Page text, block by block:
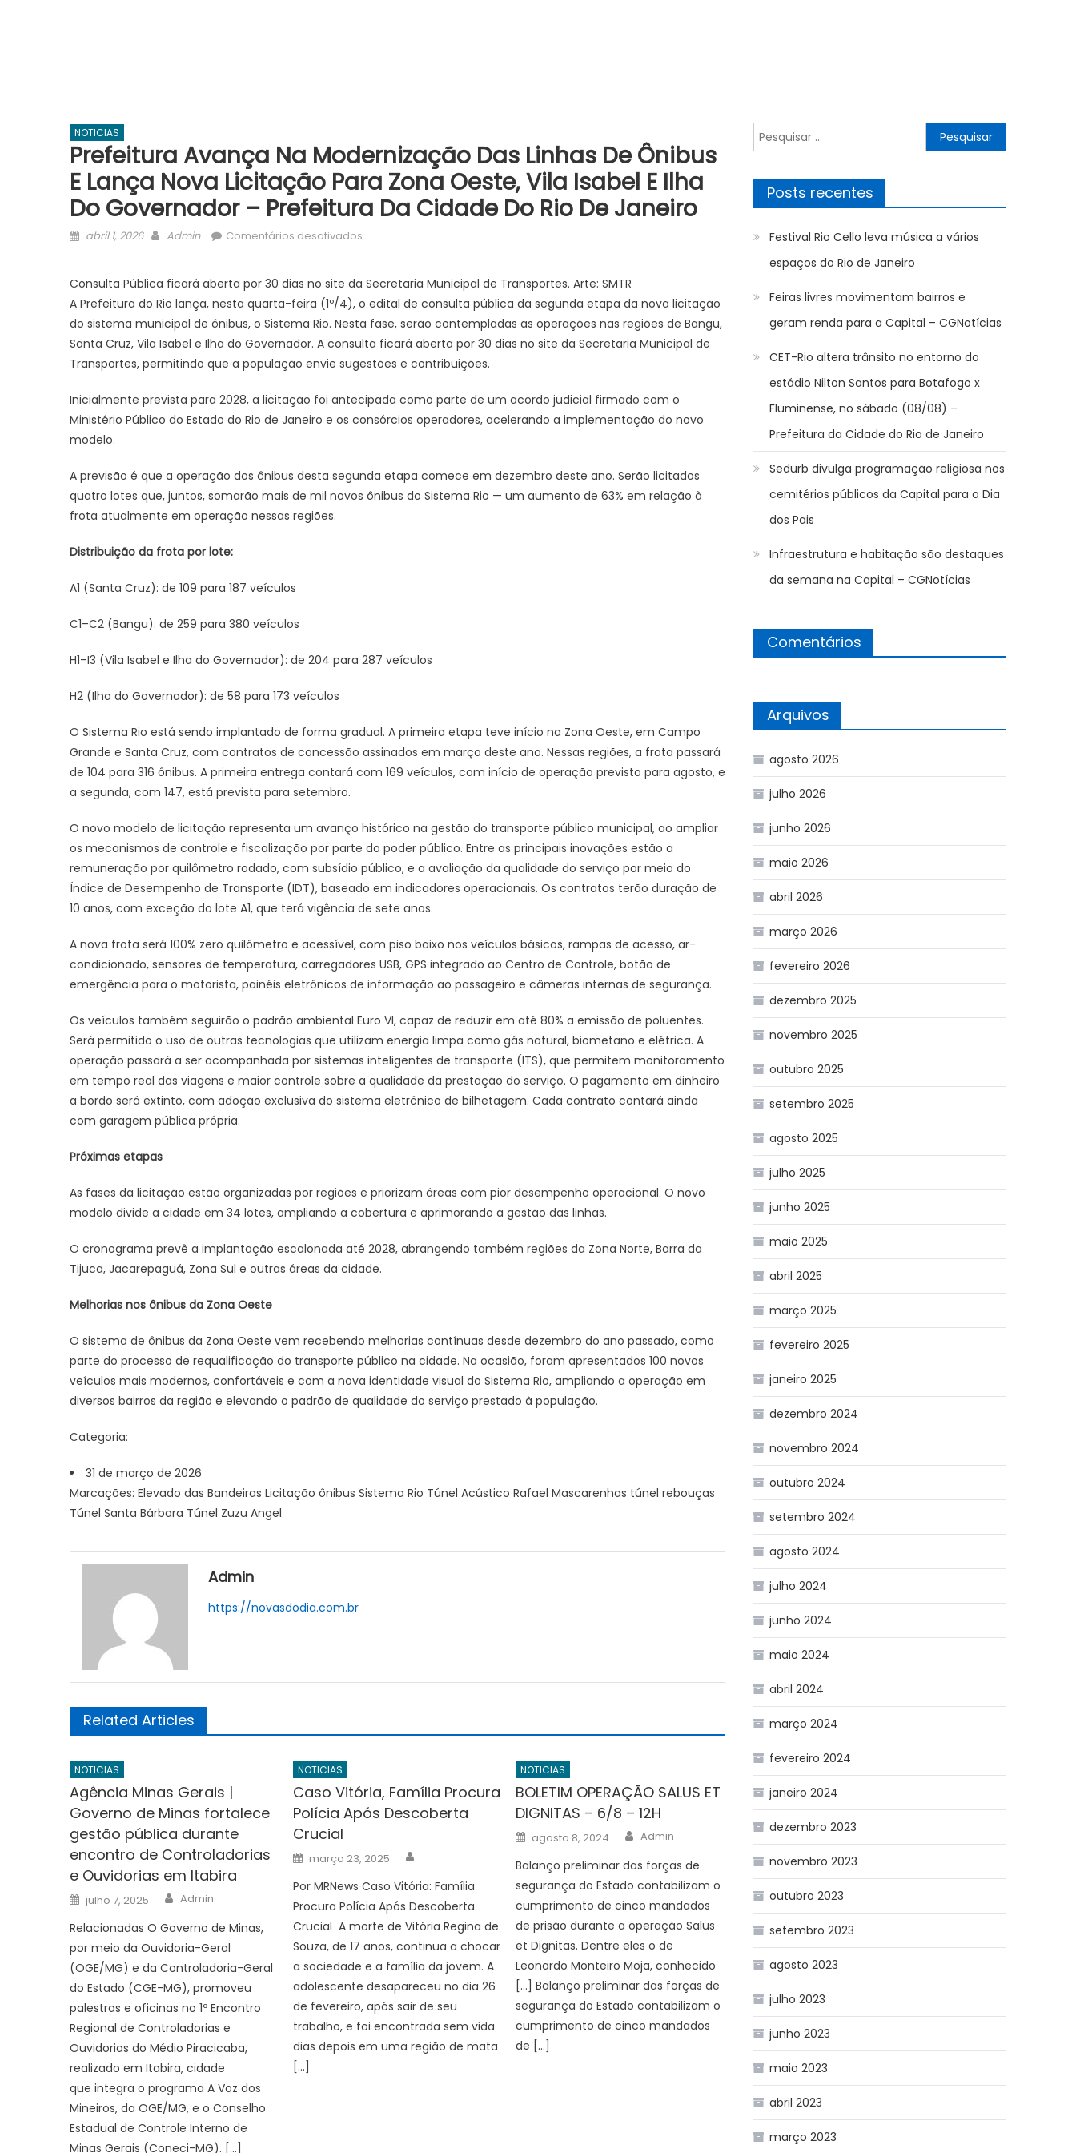
NOTICIAS
Prefeitura Avança Na Modernização Das Linhas De Ônibus
E Lança Nova Licitação Para Zona Oeste, Vila Isabel E Ilha
Do Governador – Prefeitura Da Cidade Do Rio De Janeiro
Posted
abril 1, 2026 Author
Admin Comentários desativados
na
modernização
das
linhas
de
e
lança
para
Zona
Prefeitura
Rio
de
Janeiro
Consulta Pública ficará aberta por 30 dias no site da Secretaria Municipal de Transportes. Arte: SMTR
A Prefeitura do Rio lança, nesta quarta-feira (1º/4), o edital de consulta pública da segunda etapa da nova licitação
do sistema municipal de ônibus, o Sistema Rio. Nesta fase, serão contempladas as operações nas regiões de Bangu,
Santa Cruz, Vila Isabel e Ilha do Governador. A consulta ficará aberta por 30 dias no site da Secretaria Municipal de
Transportes, permitindo que a população envie sugestões e contribuições.
Inicialmente prevista para 2028, a licitação foi antecipada como parte de um acordo judicial firmado com o
Ministério Público do Estado do Rio de Janeiro e os consórcios operadores, acelerando a implementação do novo
modelo.
A previsão é que a operação dos ônibus desta segunda etapa comece em dezembro deste ano. Serão licitados
quatro lotes que, juntos, somarão mais de mil novos ônibus do Sistema Rio — um aumento de 63% em relação à
frota atualmente em operação nessas regiões.
Distribuição da frota por lote:
A1 (Santa Cruz): de 109 para 187 veículos
C1–C2 (Bangu): de 259 para 380 veículos
H1–I3 (Vila Isabel e Ilha do Governador): de 204 para 287 veículos
H2 (Ilha do Governador): de 58 para 173 veículos
O Sistema Rio está sendo implantado de forma gradual. A primeira etapa teve início na Zona Oeste, em Campo
Grande e Santa Cruz, com contratos de concessão assinados em março deste ano. Nessas regiões, a frota passará
de 104 para 316 ônibus. A primeira entrega contará com 169 veículos, com início de operação previsto para agosto, e
a segunda, com 147, está prevista para setembro.
O novo modelo de licitação representa um avanço histórico na gestão do transporte público municipal, ao ampliar
os mecanismos de controle e fiscalização por parte do poder público. Entre as principais inovações estão a
remuneração por quilômetro rodado, com subsídio público, e a avaliação da qualidade do serviço por meio do
Índice de Desempenho de Transporte (IDT), baseado em indicadores operacionais. Os contratos terão duração de
10 anos, com exceção do lote A1, que terá vigência de sete anos.
A nova frota será 100% zero quilômetro e acessível, com piso baixo nos veículos básicos, rampas de acesso, ar-
condicionado, sensores de temperatura, carregadores USB, GPS integrado ao Centro de Controle, botão de
emergência para o motorista, painéis eletrônicos de informação ao passageiro e câmeras internas de segurança.
Os veículos também seguirão o padrão ambiental Euro VI, capaz de reduzir em até 80% a emissão de poluentes.
Será permitido o uso de outras tecnologias que utilizam energia limpa como gás natural, biometano e elétrica. A
operação passará a ser acompanhada por sistemas inteligentes de transporte (ITS), que permitem monitoramento
em tempo real das viagens e maior controle sobre a qualidade da prestação do serviço. O pagamento em dinheiro
a bordo será extinto, com adoção exclusiva do sistema eletrônico de bilhetagem. Cada contrato contará ainda
com garagem pública própria.
Próximas etapas
As fases da licitação estão organizadas por regiões e priorizam áreas com pior desempenho operacional. O novo
modelo divide a cidade em 34 lotes, ampliando a cobertura e aprimorando a gestão das linhas.
O cronograma prevê a implantação escalonada até 2028, abrangendo também regiões da Zona Norte, Barra da
Tijuca, Jacarepaguá, Zona Sul e outras áreas da cidade.
Melhorias nos ônibus da Zona Oeste
O sistema de ônibus da Zona Oeste vem recebendo melhorias contínuas desde dezembro do ano passado, como
parte do processo de requalificação do transporte público na cidade. Na ocasião, foram apresentados 100 novos
veículos mais modernos, confortáveis e com a nova identidade visual do Sistema Rio, ampliando a operação em
diversos bairros da região e elevando o padrão de qualidade do serviço prestado à população.
Categoria:
31 de março de 2026
Marcações: Elevado das Bandeiras Licitação ônibus Sistema Rio Túnel Acústico Rafael Mascarenhas túnel rebouças
Túnel Santa Bárbara Túnel Zuzu Angel
Admin
https://novasdodia.com.br
Related Articles
NOTICIAS
Agência Minas Gerais |
Governo de Minas fortalece
gestão pública durante
encontro de Controladorias
e Ouvidorias em Itabira
Posted
on
julho 7, 2025 Author
Admin
Relacionadas O Governo de Minas,
por meio da Ouvidoria-Geral
(OGE/MG) e da Controladoria-Geral
do Estado (CGE-MG), promoveu
palestras e oficinas no 1º Encontro
Regional de Controladorias e
Ouvidorias do Médio Piracicaba,
realizado em Itabira, cidade
que integra o programa A Voz dos
Mineiros, da OGE/MG, e o Conselho
Estadual de Controle Interno de
Minas Gerais (Coneci-MG). […]
NOTICIAS
Caso Vitória, Família Procura
Polícia Após Descoberta
Crucial
Posted
on
março 23, 2025
Por MRNews Caso Vitória: Família
Procura Polícia Após Descoberta
Crucial A morte de Vitória Regina de
Souza, de 17 anos, continua a chocar
a sociedade e a família da jovem. A
adolescente desapareceu no dia 26
de fevereiro, após sair de seu
trabalho, e foi encontrada sem vida
dias depois em uma região de mata
[…]
NOTICIAS
BOLETIM OPERAÇÃO SALUS ET
DIGNITAS – 6/8 – 12H
Posted
on
agosto 8, 2024 Author
Admin
Balanço preliminar das forças de
segurança do Estado contabilizam o
cumprimento de cinco mandados
de prisão durante a operação Salus
et Dignitas. Dentre eles o de
Leonardo Monteiro Moja, conhecido
[…] Balanço preliminar das forças de
segurança do Estado contabilizam o
cumprimento de cinco mandados
de […]
Pesquisar
por:
Posts recentes
Festival Rio Cello leva música a vários
espaços do Rio de Janeiro
Feiras livres movimentam bairros e
geram renda para a Capital – CGNotícias
CET-Rio altera trânsito no entorno do
estádio Nilton Santos para Botafogo x
Fluminense, no sábado (08/08) –
Prefeitura da Cidade do Rio de Janeiro
Sedurb divulga programação religiosa nos
cemitérios públicos da Capital para o Dia
dos Pais
Infraestrutura e habitação são destaques
da semana na Capital – CGNotícias
Comentários
Arquivos
agosto 2026
julho 2026
junho 2026
maio 2026
abril 2026
março 2026
fevereiro 2026
dezembro 2025
novembro 2025
outubro 2025
setembro 2025
agosto 2025
julho 2025
junho 2025
maio 2025
abril 2025
março 2025
fevereiro 2025
janeiro 2025
dezembro 2024
novembro 2024
outubro 2024
setembro 2024
agosto 2024
julho 2024
junho 2024
maio 2024
abril 2024
março 2024
fevereiro 2024
janeiro 2024
dezembro 2023
novembro 2023
outubro 2023
setembro 2023
agosto 2023
julho 2023
junho 2023
maio 2023
abril 2023
março 2023